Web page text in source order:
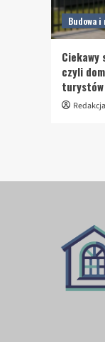
Budowa
Ciekawy
czyli
turystów
Redakcja